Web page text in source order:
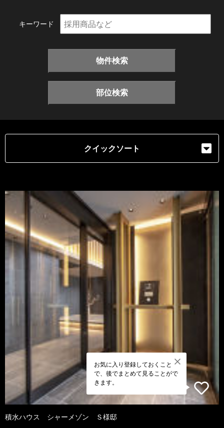
キーワード
物件検索
部位検索
クイックソート
お気に入り登録しておくこと
で、後でまとめて見ることがで
きます。
積水ハウス シャーメゾン Ｓ様邸